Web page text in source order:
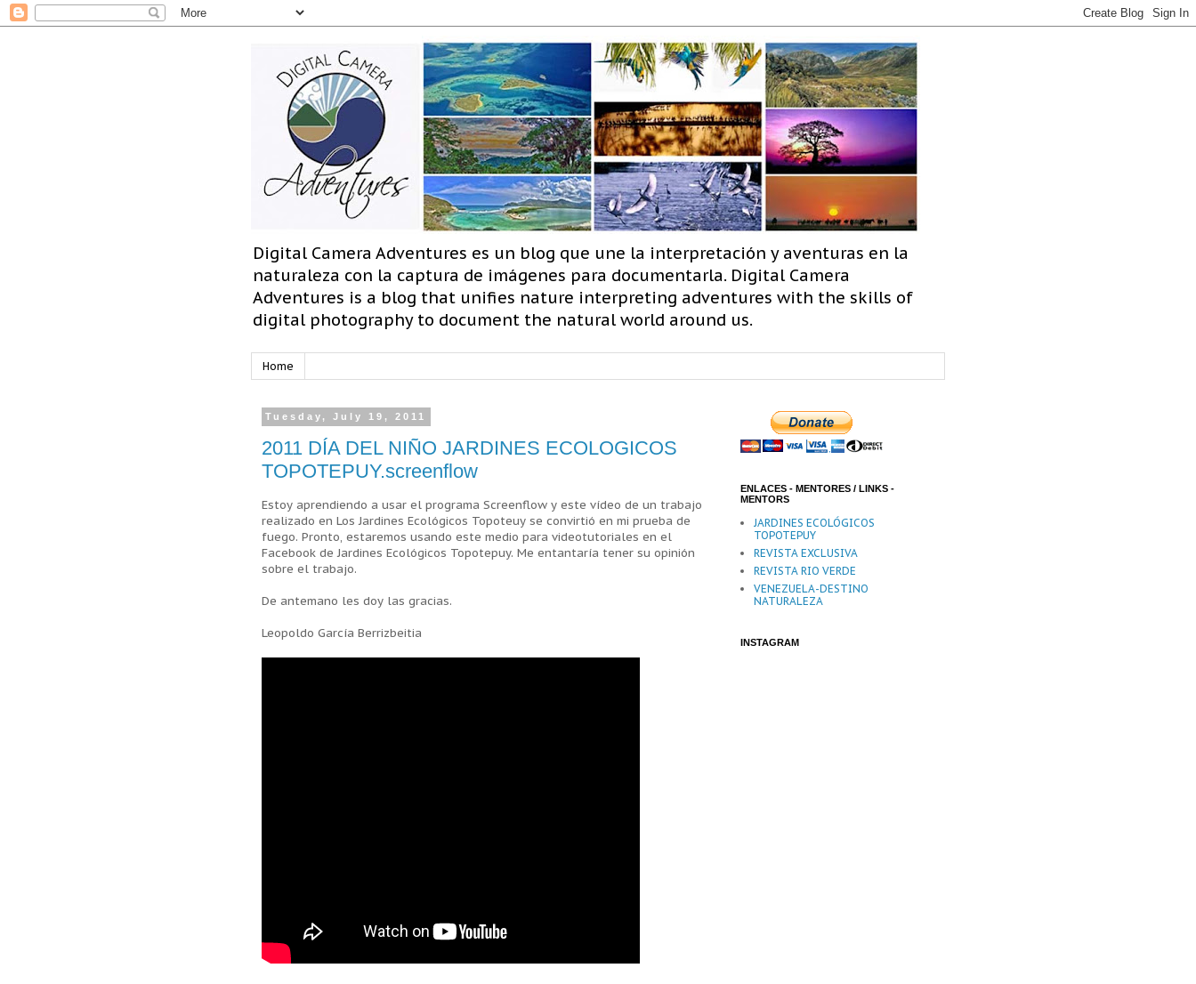
Digital Camera Adventures es un blog que une la interpretación y aventuras en la
naturaleza con la captura de imágenes para documentarla. Digital Camera
Adventures is a blog that unifies nature interpreting adventures with the skills of
digital photography to document the natural world around us.
Home
Tuesday, July 19, 2011
2011 DÍA DEL NIÑO JARDINES ECOLOGICOS
TOPOTEPUY.screenflow
Estoy aprendiendo a usar el programa Screenflow y este vídeo de un trabajo
realizado en Los Jardines Ecológicos Topoteuy se convirtió en mi prueba de
fuego. Pronto, estaremos usando este medio para videotutoriales en el
Facebook de Jardines Ecológicos Topotepuy. Me entantaría tener su opinión
sobre el trabajo.
De antemano les doy las gracias.
Leopoldo García Berrizbeitia
ENLACES - MENTORES / LINKS -
MENTORS
JARDINES ECOLÓGICOS
TOPOTEPUY
REVISTA EXCLUSIVA
REVISTA RIO VERDE
VENEZUELA-DESTINO
NATURALEZA
INSTAGRAM